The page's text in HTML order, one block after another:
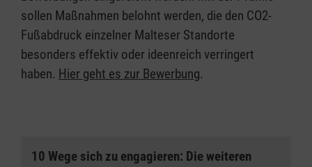
sollen Maßnahmen belohnt werden, die den CO2-
Fußabdruck einzelner Malteser Standorte
besonders effektiv oder ideenreich verringert
haben. Hier geht es zur Bewerbung.
10 Wege sich zu engagieren: Die weiteren